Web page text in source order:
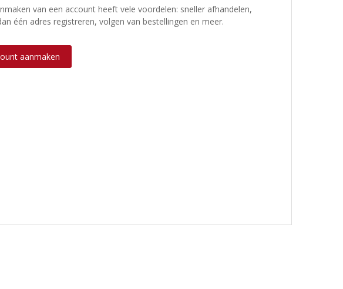
van een account heeft vele voordelen: sneller afhandelen,
één adres registreren, volgen van bestellingen en meer.
aanmaken